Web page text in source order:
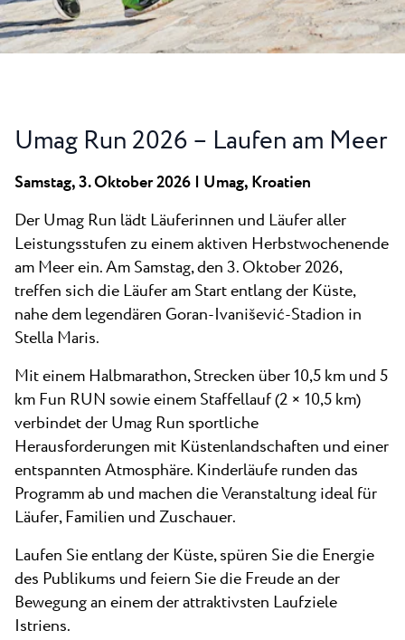
Strände
Plava Laguna Sport
Gastronomie
Pepi Club
Alles Erkunden
Neu
Kontakt
Umag Run 2026 – Laufen am Meer
Samstag, 3. Oktober 2026 | Umag, Kroatien
Der Umag Run lädt Läuferinnen und Läufer aller
Leistungsstufen zu einem aktiven Herbstwochenende
am Meer ein. Am Samstag, den 3. Oktober 2026,
treffen sich die Läufer am Start entlang der Küste,
nahe dem legendären Goran-Ivanišević-Stadion in
Stella Maris.
Mit einem Halbmarathon, Strecken über 10,5 km und 5
km Fun RUN sowie einem Staffellauf (2 × 10,5 km)
verbindet der Umag Run sportliche
Herausforderungen mit Küstenlandschaften und einer
entspannten Atmosphäre. Kinderläufe runden das
Programm ab und machen die Veranstaltung ideal für
Läufer, Familien und Zuschauer.
Laufen Sie entlang der Küste, spüren Sie die Energie
des Publikums und feiern Sie die Freude an der
Bewegung an einem der attraktivsten Laufziele
Istriens.